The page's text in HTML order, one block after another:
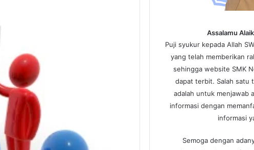
Assalamu
Puji syukur kepada Allah
yang telah memberikan
sehingga website SMK
dapat terbit. Salah satu
adalah untuk menjawab
informasi dengan
informasi
Semoga dengan